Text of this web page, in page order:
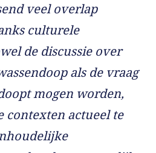
veel overlap
culturele
de discussie over
als de vraag
mogen worden,
contexten actueel te